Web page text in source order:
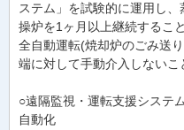
ステム」を試験的に運用し
操炉を1ヶ月以上継続するこ
全自動運転(焼却炉のごみ送
端に対して手動介入しないこ
○遠隔監視・運転支援システ
自動化